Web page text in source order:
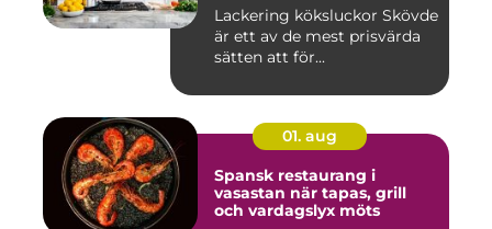
Lackering köksluckor Skövde
är ett av de mest prisvärda
sätten att för...
01. aug
Spansk restaurang i
vasastan när tapas, grill
och vardagslyx möts